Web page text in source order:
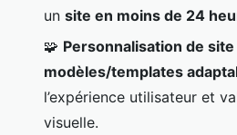
un site en moins de 24
🧩 Personnalisation de site
modèles/templates
l’expérience utilisateur et
visuelle.